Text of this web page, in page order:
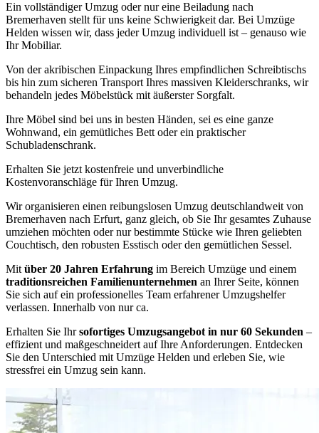
Ein vollständiger Umzug oder nur eine Beiladung nach
Bremerhaven stellt für uns keine Schwierigkeit dar. Bei Umzüge
Helden wissen wir, dass jeder Umzug individuell ist – genauso wie
Ihr Mobiliar.
Von der akribischen Einpackung Ihres empfindlichen Schreibtischs
bis hin zum sicheren Transport Ihres massiven Kleiderschranks, wir
behandeln jedes Möbelstück mit äußerster Sorgfalt.
Ihre Möbel sind bei uns in besten Händen, sei es eine ganze
Wohnwand, ein gemütliches Bett oder ein praktischer
Schubladenschrank.
Erhalten Sie jetzt kostenfreie und unverbindliche
Kostenvoranschläge für Ihren Umzug.
Wir organisieren einen reibungslosen Umzug deutschlandweit von
Bremerhaven nach Erfurt, ganz gleich, ob Sie Ihr gesamtes Zuhause
umziehen möchten oder nur bestimmte Stücke wie Ihren geliebten
Couchtisch, den robusten Esstisch oder den gemütlichen Sessel.
Mit über 20 Jahren Erfahrung im Bereich Umzüge und einem
traditionsreichen Familienunternehmen an Ihrer Seite, können
Sie sich auf ein professionelles Team erfahrener Umzugshelfer
verlassen. Innerhalb von nur ca.
Erhalten Sie Ihrsofortiges Umzugsangebot in nur 60 Sekunden –
effizient und maßgeschneidert auf Ihre Anforderungen. Entdecken
Sie den Unterschied mit Umzüge Helden und erleben Sie, wie
stressfrei ein Umzug sein kann.